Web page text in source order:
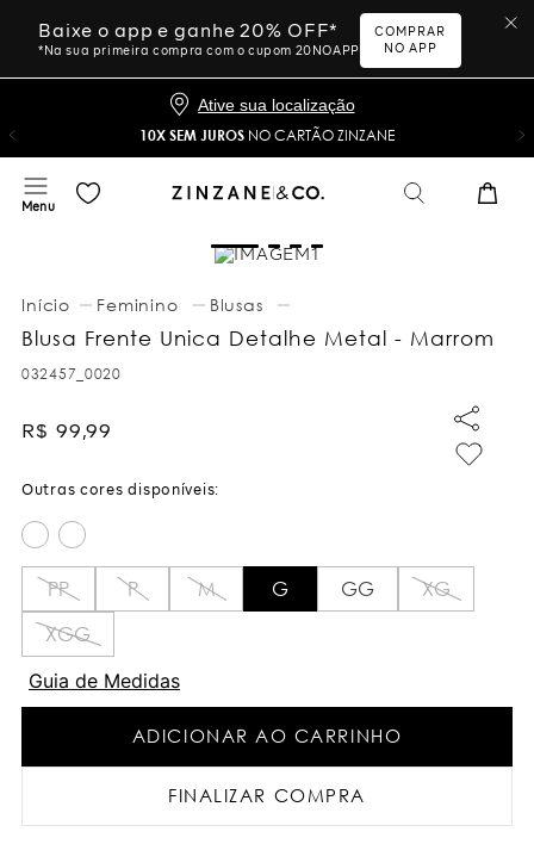
Baixe o app e ganhe 20% OFF*
*Na sua primeira compra com o cupom 20NOAPP
COMPRAR
NO APP
Ative sua localização
10X SEM JUROS NO CARTÃO ZINZANE
Feminino Blusas
Blusa Frente Unica Detalhe Metal - Marrom
032457_0020
R$ 99,99
PP P M G GG
XG
XGG
Guia de Medidas
ADICIONAR AO CARRINHO
FINALIZAR COMPRA